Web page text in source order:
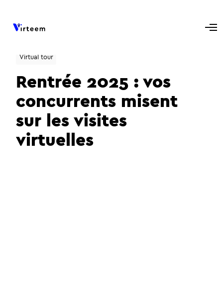
Virtual tour
Rentrée 2025 : vos
concurrents misent
sur les visites
virtuelles